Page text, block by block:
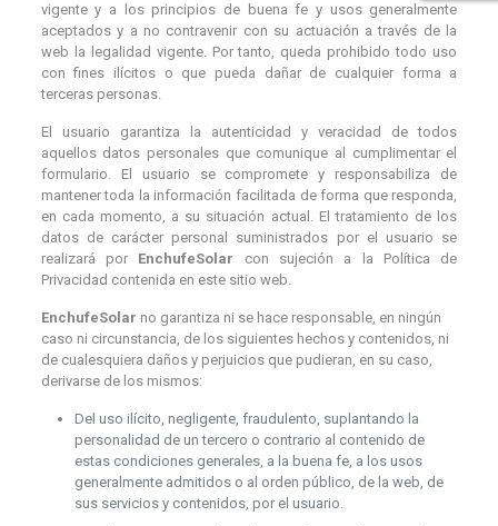
vigente y a los principios de buena fe y usos generalmente
aceptados y a no contravenir con su actuación a través de la
web la legalidad vigente. Por tanto, queda prohibido todo uso
con fines ilícitos o que pueda dañar de cualquier forma a
terceras personas.
El usuario garantiza la autenticidad y veracidad de todos
aquellos datos personales que comunique al cumplimentar el
formulario. El usuario se compromete y responsabiliza de
mantener toda la información facilitada de forma que responda,
en cada momento, a su situación actual. El tratamiento de los
datos de carácter personal suministrados por el usuario se
realizará por EnchufeSolar con sujeción a la Política de
Privacidad contenida en este sitio web.
EnchufeSolar no garantiza ni se hace responsable, en ningún
caso ni circunstancia, de los siguientes hechos y contenidos, ni
de cualesquiera daños y perjuicios que pudieran, en su caso,
derivarse de los mismos:
Del uso ilícito, negligente, fraudulento, suplantando la
personalidad de un tercero o contrario al contenido de
estas condiciones generales, a la buena fe, a los usos
generalmente admitidos o al orden público, de la web, de
sus servicios y contenidos, por el usuario.